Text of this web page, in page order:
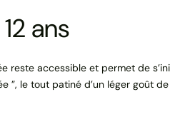
ans
reste accessible et permet de
”, le tout patiné d’un léger goût